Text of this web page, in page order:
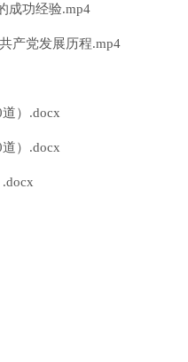
功经验.mp4
党发展历程.mp4
）.docx
）.docx